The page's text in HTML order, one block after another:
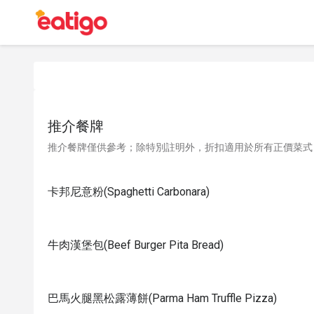
推介餐牌
推介餐牌僅供參考；除特別註明外，折扣適用於所有正價菜
卡邦尼意粉(Spaghetti Carbonara)
牛肉漢堡包(Beef Burger Pita Bread)
巴馬火腿黑松露薄餅(Parma Ham Truffle Pizza)